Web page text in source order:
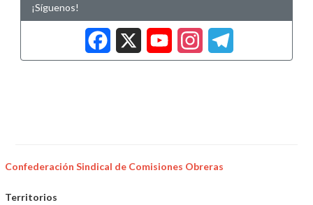
¡Síguenos!
Facebook
X
Confederación Sindical de Comisiones Obreras
Territorios